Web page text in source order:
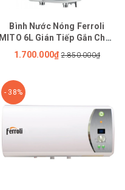
Bình Nước Nóng Ferroli
MITO 6L Gián Tiếp Gắn Chậu
Bếp
1.700.000₫ 2.850.000₫
- 38%